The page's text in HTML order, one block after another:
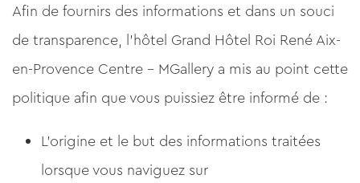
Afin de fournirs des informations et dans un souci
de transparence, l'hôtel Grand Hôtel Roi René Aix-
en-Provence Centre - MGallery a mis au point cette
politique afin que vous puissiez être informé de :
L'origine et le but des informations traitées
lorsque vous naviguez sur